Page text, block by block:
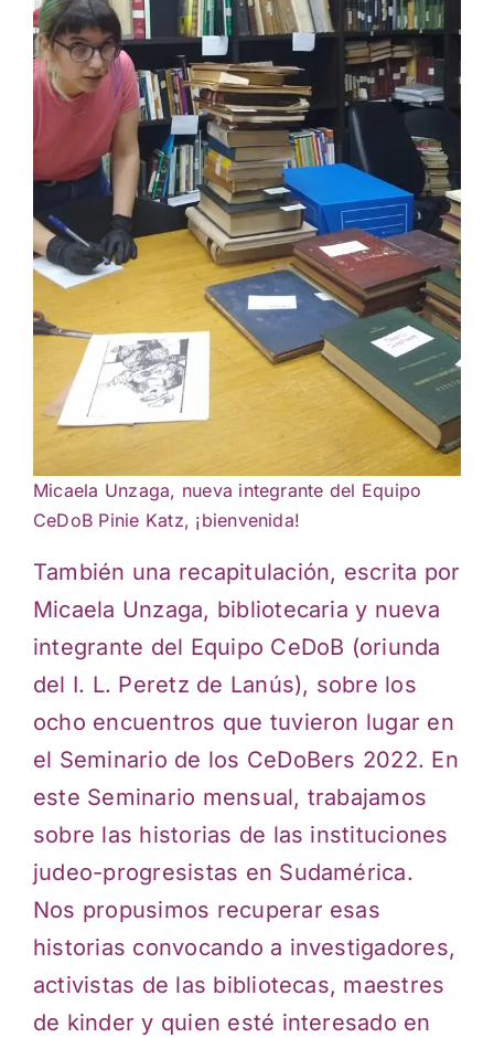
Micaela Unzaga, nueva integrante del Equipo
CeDoB Pinie Katz, ¡bienvenida!
También una recapitulación, escrita por
Micaela Unzaga, bibliotecaria y nueva
integrante del Equipo CeDoB (oriunda
del I. L. Peretz de Lanús), sobre los
ocho encuentros que tuvieron lugar en
el Seminario de los CeDoBers 2022. En
este Seminario mensual, trabajamos
sobre las historias de las instituciones
judeo-progresistas en Sudamérica.
Nos propusimos recuperar esas
historias convocando a investigadores,
activistas de las bibliotecas, maestres
de kinder y quien esté interesado en